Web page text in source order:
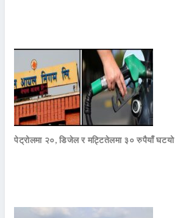
पेट्रोलमा २०, डिजेल र मट्टितेलमा ३० रुपैयाँ घटयो